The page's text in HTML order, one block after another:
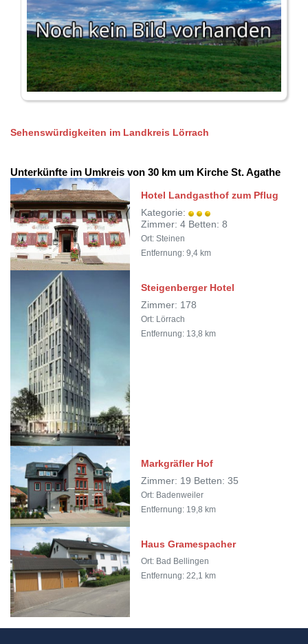
Sehenswürdigkeiten im Landkreis Lörrach
Unterkünfte im Umkreis von 30 km um Kirche St. Agathe
Hotel Landgasthof zum Pflug
Kategorie:
Zimmer: 4 Betten: 8
Ort: Steinen
Entfernung: 9,4 km
Steigenberger Hotel
Zimmer: 178
Ort: Lörrach
Entfernung: 13,8 km
Markgräfler Hof
Zimmer: 19 Betten: 35
Ort: Badenweiler
Entfernung: 19,8 km
Haus Gramespacher
Ort: Bad Bellingen
Entfernung: 22,1 km